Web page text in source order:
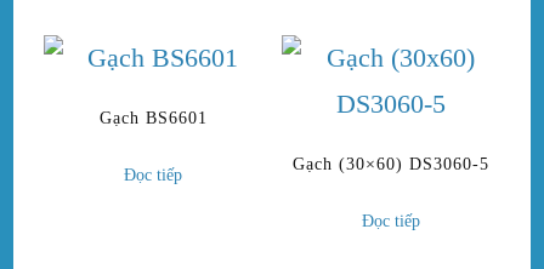
Gạch BS6601
Đọc tiếp
Gạch (30×60) DS3060-5
Đọc tiếp